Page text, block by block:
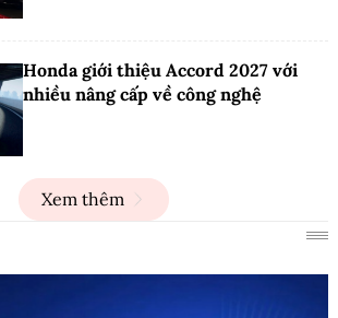
Honda giới thiệu Accord 2027 với
nhiều nâng cấp về công nghệ
Xem thêm